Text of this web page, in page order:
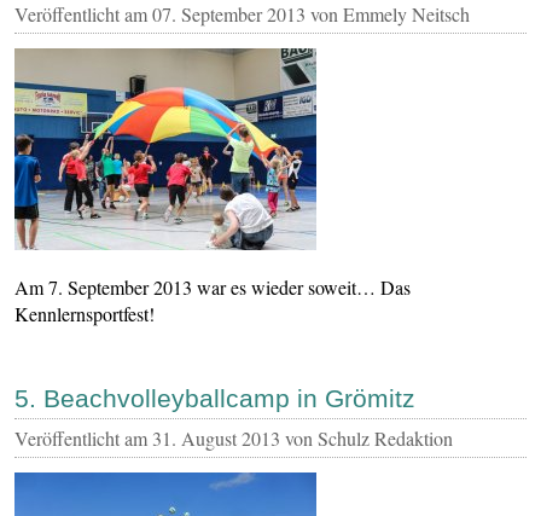
Veröffentlicht am07. September 2013 von Emmely Neitsch
Am 7. September 2013 war es wieder soweit… Das
Kennlernsportfest!
5. Beachvolleyballcamp in Grömitz
Veröffentlicht am 31. August 2013 von Schulz Redaktion